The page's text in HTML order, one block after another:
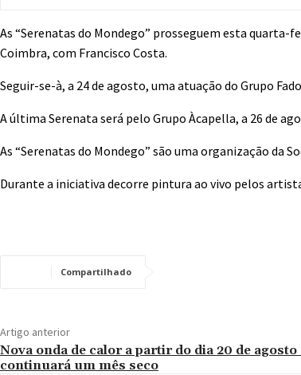
As “Serenatas do Mondego” prosseguem esta quarta-
Coimbra, com Francisco Costa.
Seguir-se-à, a 24 de agosto, uma atuação do Grupo
A última Serenata será pelo Grupo Àcapella, a 26 de
As “Serenatas do Mondego” são uma organização da
Durante a iniciativa decorre pintura ao vivo pelos
Compartilhado
Artigo anterior
Nova onda de calor a partir do dia 20 de
continuará um mês seco